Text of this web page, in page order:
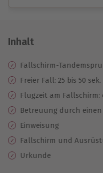
Jeder Gutschein für
10 Jahre gültig &
Inhalt
Fallschirm-
Freier Fall: 25 bis 50 sek.
Flugzeit am Fallschirm:
Betreuung durch
Einweisung
Fallschirm und
Urkunde